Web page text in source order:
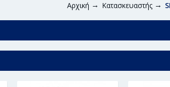
Αρχική Κατασκευαστής